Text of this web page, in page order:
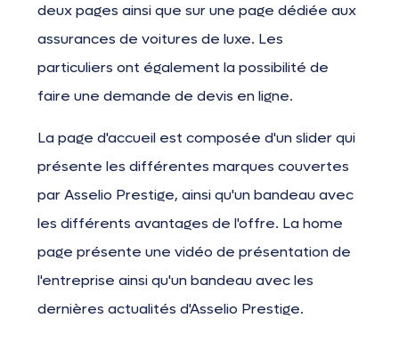
deux pages ainsi que sur une page dédiée aux
assurances de voitures de luxe. Les
particuliers ont également la possibilité de
faire une demande de devis en ligne.
La page d'accueil est composée d'un slider qui
présente les différentes marques couvertes
par Asselio Prestige, ainsi qu'un bandeau avec
les différents avantages de l'offre. La home
page présente une vidéo de présentation de
l'entreprise ainsi qu'un bandeau avec les
dernières actualités d'Asselio Prestige.